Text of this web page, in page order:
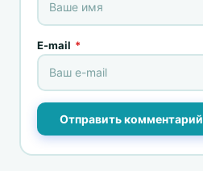
E-mail *
Отправить комментарий